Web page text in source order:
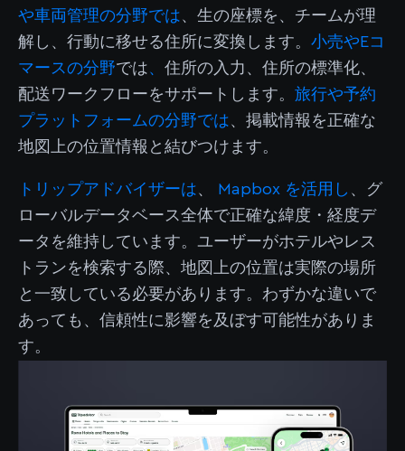
や車両管理の分野では、生の座標を、チームが理
解し、行動に移せる住所に変換します。 小売やEコ
マースの分野では、 住所の入力、住所の標準化、
配送ワークフローをサポートします。 旅行や予約
プラットフォームの分野では、掲載情報を正確な
地図上の位置情報と結びつけます。
トリップアドバイザーは、 Mapbox を活用し 、グ
ローバルデータベース全体で正確な緯度・経度デ
ータを維持しています。ユーザーがホテルやレス
トランを検索する際、地図上の位置は実際の場所
と一致している必要があります。わずかな違いで
あっても、信頼性に影響を及ぼす可能性がありま
す。